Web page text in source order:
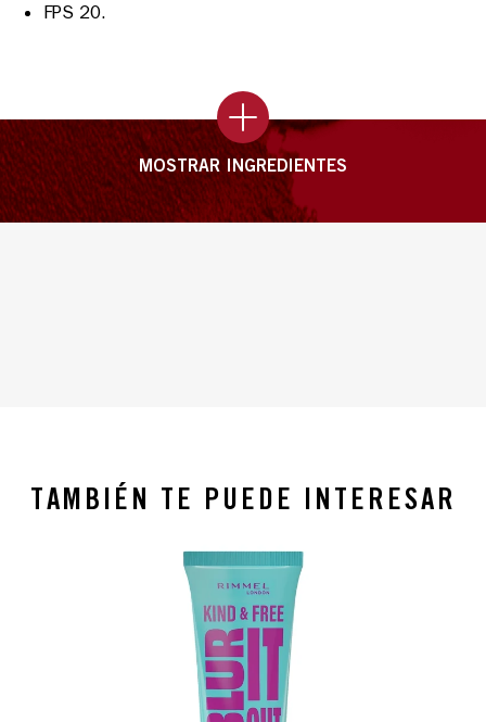
FPS 20.
MOSTRAR INGREDIENTES
TAMBIÉN TE PUEDE INTERESAR